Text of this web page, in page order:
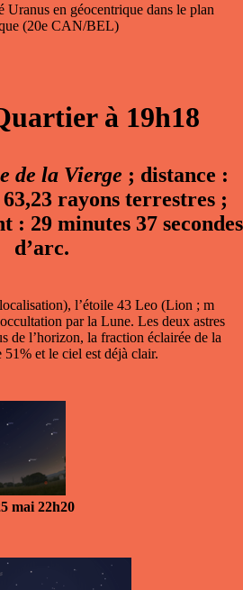
en géocentrique dans le plan
(20e CAN/BEL)
à 19h18
de la Vierge ; distance :
rayons terrestres ;
: 29 minutes 37 secondes
d’arc.
l’étoile 43 Leo (Lion ; m
par la Lune. Les deux astres
de l’horizon, la fraction éclairée de la
51% et le ciel est déjà clair.
mai 22h20